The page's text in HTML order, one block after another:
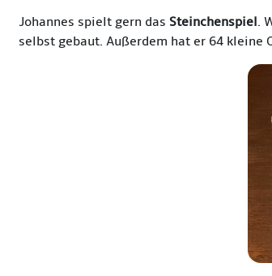
Johannes spielt gern das Steinchenspiel.
selbst gebaut. Außerdem hat er 64 kleine